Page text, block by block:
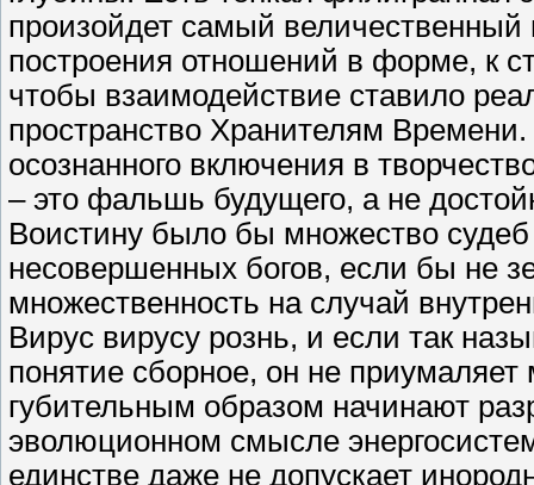
произойдет самый величественный
построения отношений в форме, к
чтобы взаимодействие ставило
пространство Хранителям
осознанного включения в
– это фальшь будущего, а не
Воистину было бы множество
несовершенных богов, если бы не
множественность на случай
Вирус вирусу рознь, и если так
понятие сборное, он не
губительным образом начинают
эволюционном смысле
единстве даже не допускает